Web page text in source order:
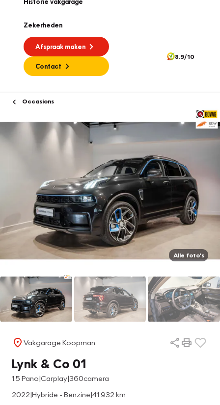
Zekerheden
Afspraak maken
Contact
8.9/10
Occasions
Alle foto's
Vakgarage Koopman
Lynk & Co 01
1.5 Pano|Carplay|360camera
2022|Hybride - Benzine|41.932 km